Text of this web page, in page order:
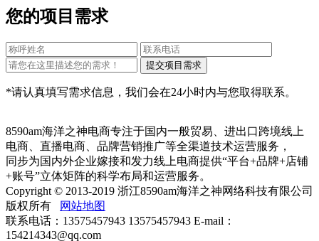
您的项目需求
*请认真填写需求信息，我们会在24小时内与您取得联系。
8590am海洋之神电商专注于国内一般贸易、进出口跨境线上
电商、直播电商、品牌营销推广等全渠道技术运营服务，
同步为国内外企业嫁接和发力线上电商提供“平台+品牌+店铺
+账号”立体矩阵的科学布局和运营服务。
Copyright © 2013-2019 浙江8590am海洋之神网络科技有限公司
版权所有
网站地图
联系电话：13575457943 13575457943 E-mail：
154214343@qq.com